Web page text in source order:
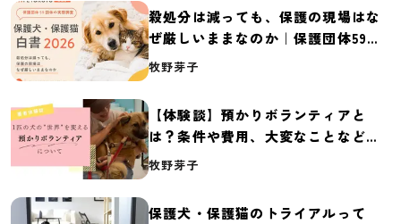
殺処分は減っても、保護の現場はな
ぜ厳しいままなのか｜保護団体59団
体の実態調査【保護犬・保護猫白書
牧野芽子
【体験談】預かりボランティアと
は？条件や費用、大変なことなど紹
介
牧野芽子
保護犬・保護猫のトライアルって